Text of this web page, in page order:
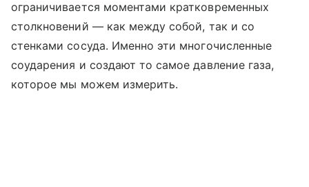
ограничивается моментами кратковременных
столкновений — как между собой, так и со
стенками сосуда. Именно эти многочисленные
соударения и создают то самое давление газа,
которое мы можем измерить.